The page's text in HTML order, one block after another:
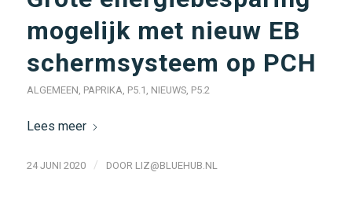
mogelijk met nieuw EB
schermsysteem op PCH
ALGEMEEN, PAPRIKA, P5.1 , NIEUWS, P5.2
Lees meer
24 JUNI 2020 / DOOR LIZ@BLUEHUB.NL